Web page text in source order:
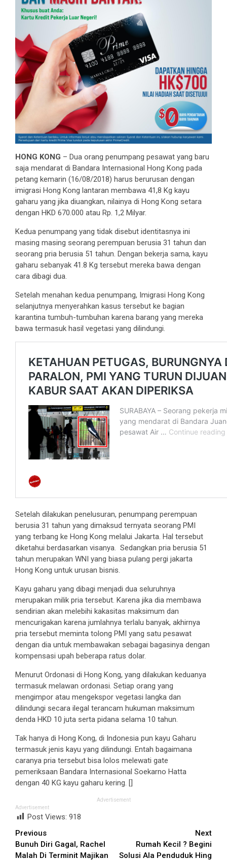
HONG KONG – Dua orang penumpang pesawat yang baru
saja mendarat di Bandara Internasional Hong Kong pada
petang kemarin (16/08/2018) harus berurusan dengan
imigrasi Hong Kong lantaran membawa 41,8 Kg kayu
gaharu yang jika diuangkan, nilainya di Hong Kong setara
dengan HKD 670.000 atau Rp. 1,2 Milyar.
Kedua penumpang yang tidak disebut identitasnya ini
masing masing seorang perempuan berusia 31 tahun dan
seorang pria berusia 51 tahun. Dengan bekerja sama, kayu
gaharu sebanyak 41.8 Kg tersebut mereka bawa dengan
cara dibagi dua.
Setelah menahan kedua penumpang, Imigrasi Hong Kong
selanjutnya menyerahkan kasus tersebut ke bagian
karantina tumbuh-tumbuhan karena barang yang mereka
bawa termasuk hasil vegetasi yang dilindungi.
Setelah dilakukan penelusuran, penumpang perempuan
berusia 31 tahun yang dimaksud ternyata seorang PMI
yang terbang ke Hong Kong melalui Jakarta. Hal tersebut
diketahui berdasarkan visanya. Sedangkan pria berusia 51
tahun merupakan WNI yang biasa pulang pergi jakarta
Hong Kong untuk urusan bisnis.
Kayu gaharu yang dibagi menjadi dua seluruhnya
merupakan milik pria tersebut. Karena jika dia membawa
sendirian akan melebihi kakasitas maksimum dan
mencurigakan karena jumlahnya terlalu banyak, akhirnya
pria tersebut meminta tolong PMI yang satu pesawat
dengan dia untuk membawakan sebagai bagasinya dengan
kompensasi upah beberapa ratus dolar.
Menurut Ordonasi di Hong Kong, yang dilakukan keduanya
termasuk melawan ordonasi. Setiap orang yang
mengimpor atau mengekspor vegetasi langka dan
dilindungi secara ilegal terancam hukuman maksimum
denda HKD 10 juta serta pidana selama 10 tahun.
Tak hanya di Hong Kong, di Indonesia pun kayu Gaharu
termasuk jenis kayu yang dilindungi. Entah bagaimana
caranya pria tersebut bisa lolos melewati gate
pemeriksaan Bandara Internasional Soekarno Hatta
dengan 40 KG kayu gaharu kering. []
Advertisement
Advertisement
Post Views: 918
Continue
Reading
Previous
Bunuh Diri Gagal, Rachel
Malah Di Terminit Majikan
Next
Rumah Kecil ? Begini
Solusi Ala Penduduk Hing